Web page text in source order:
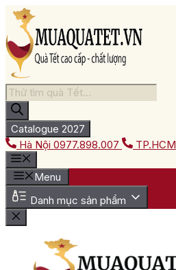
Chuyển
đến
nội
dung
Tìm
kiếm
sản
phẩm
Catalogue 2027
Hà Nội 0977.898.007 TP.HCM
Menu
Danh mục sản phẩm